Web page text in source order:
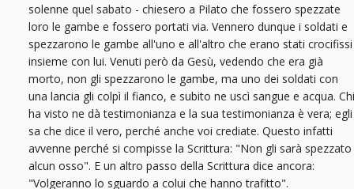
solenne quel sabato - chiesero a Pilato che fossero spezzate
loro le gambe e fossero portati via. Vennero dunque i soldati e
spezzarono le gambe all'uno e all'altro che erano stati crocifissi
insieme con lui. Venuti però da Gesù, vedendo che era già
morto, non gli spezzarono le gambe, ma uno dei soldati con
una lancia gli colpì il fianco, e subito ne uscì sangue e acqua. Chi
ha visto ne dà testimonianza e la sua testimonianza è vera; egli
sa che dice il vero, perché anche voi crediate. Questo infatti
avvenne perché si compisse la Scrittura: "Non gli sarà spezzato
alcun osso". E un altro passo della Scrittura dice ancora:
"Volgeranno lo sguardo a colui che hanno trafitto".